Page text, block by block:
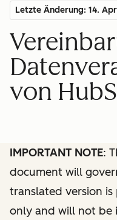
Letzte Änderung: 14.
von
IMPORTANT NOTE:
document will
translated version
only and will not